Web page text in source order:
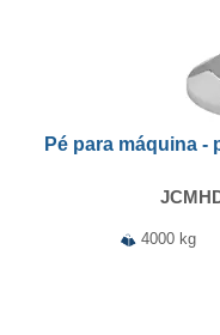
Pé para máquina -
4000 kg